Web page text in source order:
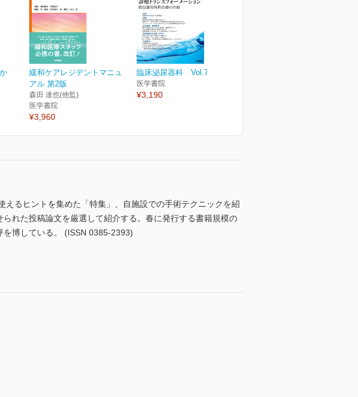
緩和ケアレジデントマニュ
アル 第2版
森田 達也(他監)
医学書院
¥3,960
臨床泌尿器科 Vol.78 No.8
医学書院
¥3,190
るヒントを集めた「特集」、自施設での手術テクニックを紹
れた投稿論文を厳選して紹介する。春に発行する書籍規模の
博している。 (ISSN 0385-2393)